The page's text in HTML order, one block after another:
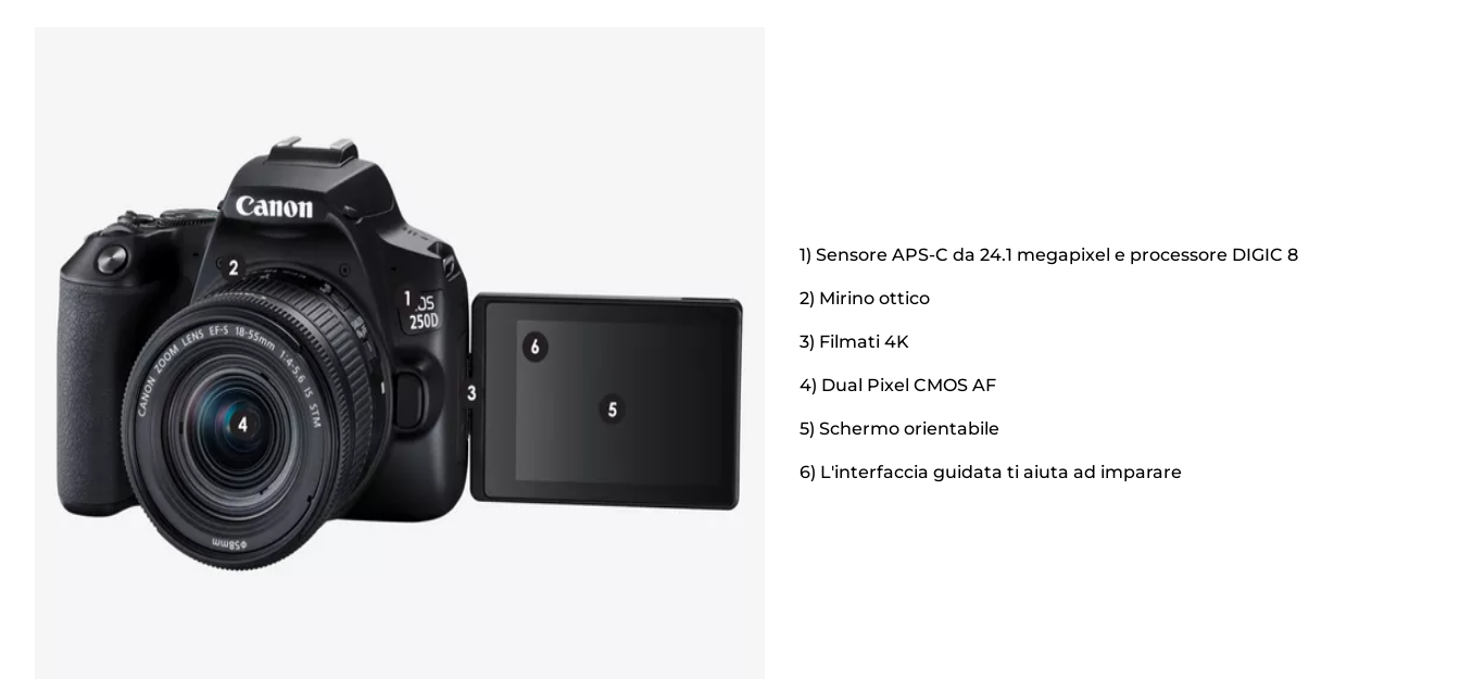
1) Sensore APS-C da 24.1 megapixel e processore DIGIC 8
2) Mirino ottico
3) Filmati 4K
4) Dual Pixel CMOS AF
5) Schermo orientabile
6) L'interfaccia guidata ti aiuta ad imparare